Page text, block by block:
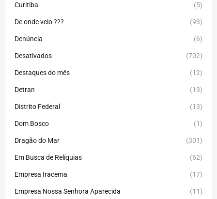
Curitiba (5)
De onde veio ??? (93)
Denúncia (6)
Desativados (702)
Destaques do mês (12)
Detran (13)
Distrito Federal (13)
Dom Bosco (1)
Dragão do Mar (301)
Em Busca de Relíquias (62)
Empresa Iracema (17)
Empresa Nossa Senhora Aparecida (11)